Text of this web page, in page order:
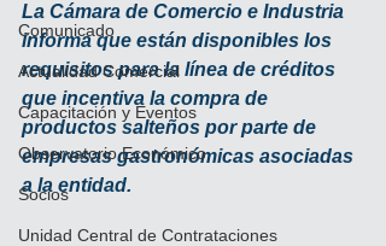
Comunicado
Actualidad Comercial
Capacitación y Eventos
Observatorio Económico
Socios
Unidad Central de Contrataciones
La Cámara de Comercio e Industria
informa que están disponibles los
requisitos para la línea de créditos
que incentiva la compra de
productos salteños por parte de
empresas gastronómicas asociadas
a la entidad.